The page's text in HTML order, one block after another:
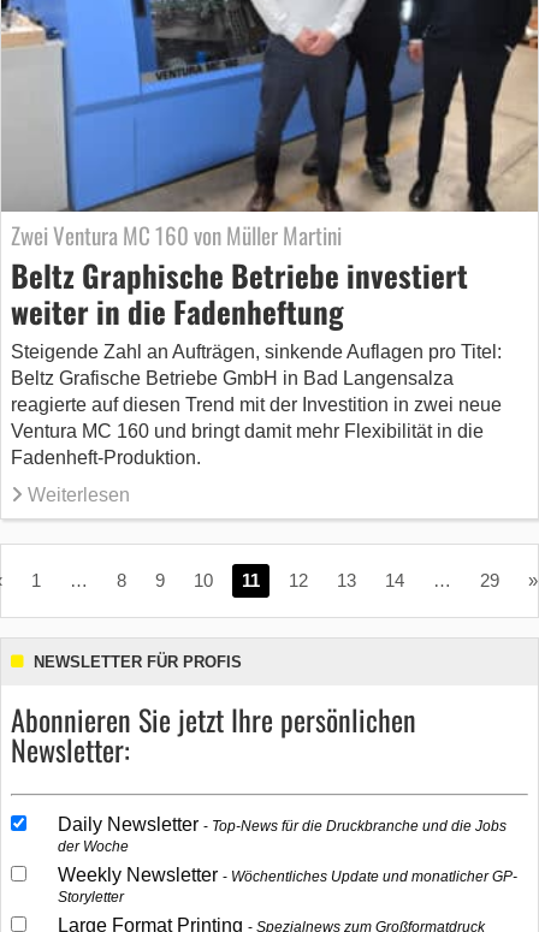
Zwei Ventura MC 160 von Müller Martini
Beltz Graphische Betriebe investiert
weiter in die Fadenheftung
Steigende Zahl an Aufträgen, sinkende Auflagen pro Titel:
Beltz Grafische ­Betriebe GmbH in Bad Langensalza
reagierte auf diesen Trend mit der ­Investition in zwei neue
Ventura MC 160 und bringt damit mehr Flexibilität in die
Fadenheft-Produktion.
Weiterlesen
1 … 8 9 10 11 12 13 14 … 29 »
NEWSLETTER FÜR PROFIS
Abonnieren Sie jetzt Ihre persönlichen
Newsletter:
Daily Newsletter
Top-News für die Druckbranche und die Jobs
der Woche
Weekly Newsletter
Wöchentliches Update und monatlicher GP-
Storyletter
Large Format Printing Spezialnews zum Großformatdruck